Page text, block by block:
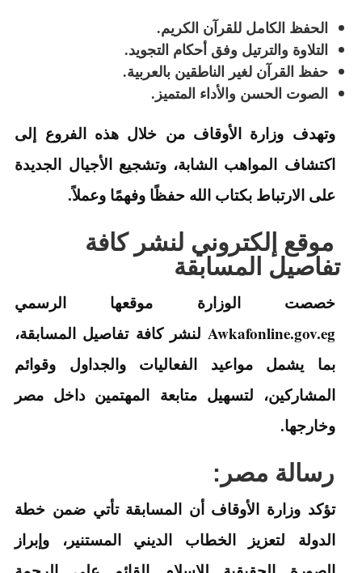
الحفظ الكامل للقرآن الكريم.
التلاوة والترتيل وفق أحكام التجويد.
حفظ القرآن لغير الناطقين بالعربية.
الصوت الحسن والأداء المتميز.
وتهدف وزارة الأوقاف من خلال هذه الفروع إلى
اكتشاف المواهب الشابة، وتشجيع الأجيال الجديدة
على الارتباط بكتاب الله حفظًا وفهمًا وعملاً.
موقع إلكتروني لنشر كافة
تفاصيل المسابقة
خصصت الوزارة موقعها الرسمي
Awkafonline.gov.eg لنشر كافة تفاصيل المسابقة،
بما يشمل مواعيد الفعاليات والجداول وقوائم
المشاركين، لتسهيل متابعة المهتمين داخل مصر
وخارجها.
رسالة مصر:
تؤكد وزارة الأوقاف أن المسابقة تأتي ضمن خطة
الدولة لتعزيز الخطاب الديني المستنير، وإبراز